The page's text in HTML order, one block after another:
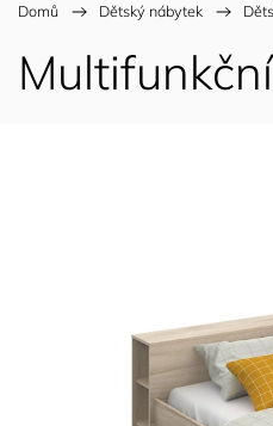
Domů / Dětský nábytek /